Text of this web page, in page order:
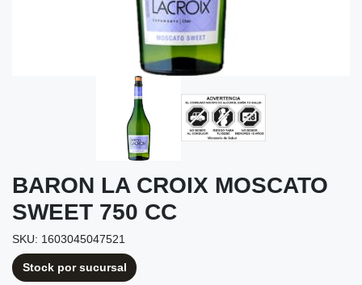
BARON LA CROIX MOSCATO
SWEET 750 CC
SKU: 1603045047521
Stock por sucursal